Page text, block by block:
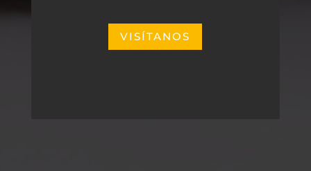
VISÍTANOS